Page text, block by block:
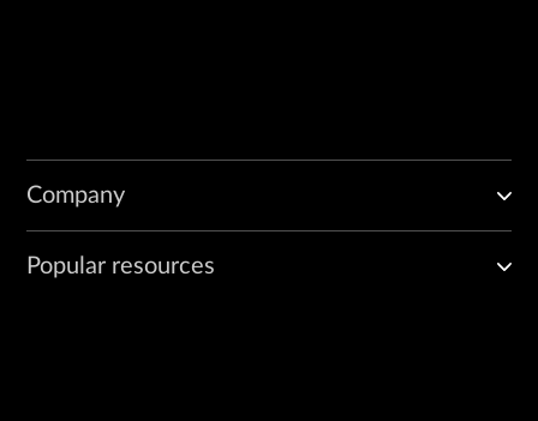
Company
Popular resources